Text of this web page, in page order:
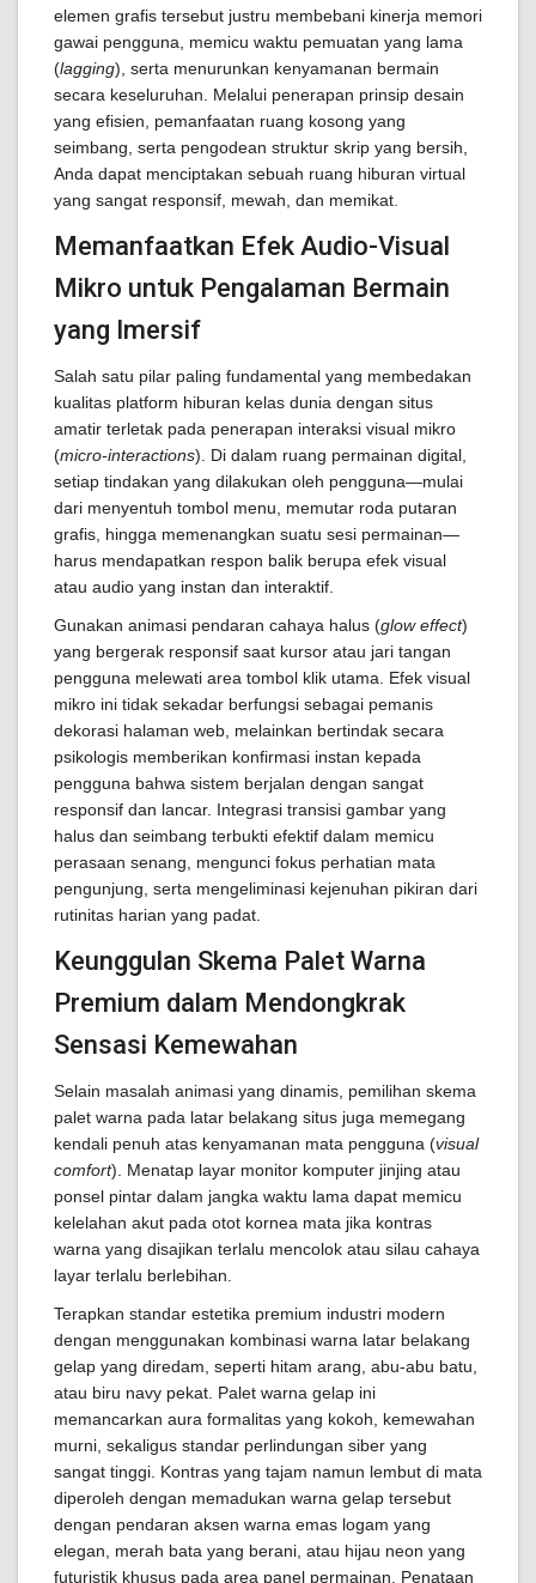
elemen grafis tersebut justru membebani kinerja memori
gawai pengguna, memicu waktu pemuatan yang lama
(lagging), serta menurunkan kenyamanan bermain
secara keseluruhan. Melalui penerapan prinsip desain
yang efisien, pemanfaatan ruang kosong yang
seimbang, serta pengodean struktur skrip yang bersih,
Anda dapat menciptakan sebuah ruang hiburan virtual
yang sangat responsif, mewah, dan memikat.
Memanfaatkan Efek Audio-Visual
Mikro untuk Pengalaman Bermain
yang Imersif
Salah satu pilar paling fundamental yang membedakan
kualitas platform hiburan kelas dunia dengan situs
amatir terletak pada penerapan interaksi visual mikro
(micro-interactions). Di dalam ruang permainan digital,
setiap tindakan yang dilakukan oleh pengguna—mulai
dari menyentuh tombol menu, memutar roda putaran
grafis, hingga memenangkan suatu sesi permainan—
harus mendapatkan respon balik berupa efek visual
atau audio yang instan dan interaktif.
Gunakan animasi pendaran cahaya halus (glow effect)
yang bergerak responsif saat kursor atau jari tangan
pengguna melewati area tombol klik utama. Efek visual
mikro ini tidak sekadar berfungsi sebagai pemanis
dekorasi halaman web, melainkan bertindak secara
psikologis memberikan konfirmasi instan kepada
pengguna bahwa sistem berjalan dengan sangat
responsif dan lancar. Integrasi transisi gambar yang
halus dan seimbang terbukti efektif dalam memicu
perasaan senang, mengunci fokus perhatian mata
pengunjung, serta mengeliminasi kejenuhan pikiran dari
rutinitas harian yang padat.
Keunggulan Skema Palet Warna
Premium dalam Mendongkrak
Sensasi Kemewahan
Selain masalah animasi yang dinamis, pemilihan skema
palet warna pada latar belakang situs juga memegang
kendali penuh atas kenyamanan mata pengguna (visual
comfort). Menatap layar monitor komputer jinjing atau
ponsel pintar dalam jangka waktu lama dapat memicu
kelelahan akut pada otot kornea mata jika kontras
warna yang disajikan terlalu mencolok atau silau cahaya
layar terlalu berlebihan.
Terapkan standar estetika premium industri modern
dengan menggunakan kombinasi warna latar belakang
gelap yang diredam, seperti hitam arang, abu-abu batu,
atau biru navy pekat. Palet warna gelap ini
memancarkan aura formalitas yang kokoh, kemewahan
murni, sekaligus standar perlindungan siber yang
sangat tinggi. Kontras yang tajam namun lembut di mata
diperoleh dengan memadukan warna gelap tersebut
dengan pendaran aksen warna emas logam yang
elegan, merah bata yang berani, atau hijau neon yang
futuristik khusus pada area panel permainan. Penataan